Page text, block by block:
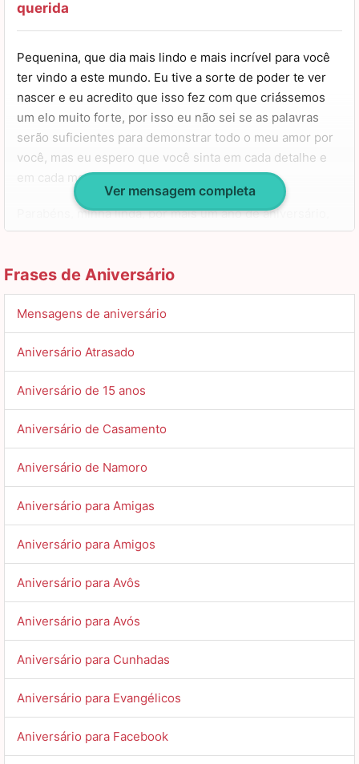
querida
Pequenina, que dia mais lindo e mais incrível para você
ter vindo a este mundo. Eu tive a sorte de poder te ver
nascer e eu acredito que isso fez com que criássemos
um elo muito forte, por isso eu não sei se as palavras
serão suficientes para demonstrar todo o meu amor por
você, mas eu espero que você sinta em cada detalhe e
em cada momento que passarmos juntos.
Parabéns, minha linda, por mais um ano de aniversário,
por mais um ano de vida e por tudo que você conquistou
todo mundo saiba o quão incrível você é.
Que você tenha um dia fenomenal e inesquecível, que
você possa aproveitar todos os momentos da sua vida e
que jamais se esqueça que eu estarei aqui para o que
você necessitar.
Eu te amo, lindinha, feliz aniversário!
Ver mensagem completa
Frases de Aniversário
Mensagens de aniversário
Aniversário Atrasado
Aniversário de 15 anos
Aniversário de Casamento
Aniversário de Namoro
Aniversário para Amigas
Aniversário para Amigos
Aniversário para Avôs
Aniversário para Avós
Aniversário para Cunhadas
Aniversário para Evangélicos
Aniversário para Facebook